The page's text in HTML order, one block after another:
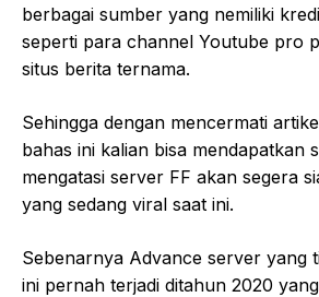
berbagai sumber yang nemiliki
seperti para channel Youtube pro
situs berita ternama.
Sehingga dengan mencermati
bahas ini kalian bisa mendapatkan
mengatasi server FF akan segera
yang sedang viral saat ini.
Sebenarnya Advance server yang
ini pernah terjadi ditahun 2020